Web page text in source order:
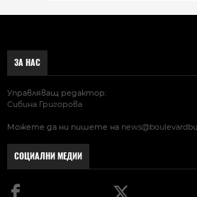
ЗА НАС
Управляващ редактор:
Сибина Григорова
Можете да ни пишете на
СОЦИАЛНИ МЕДИИ